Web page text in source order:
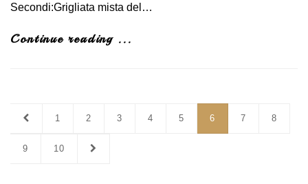
Secondi:Grigliata mista del…
Continue reading ...
1 2 3 4 5 6 7 8
9 10